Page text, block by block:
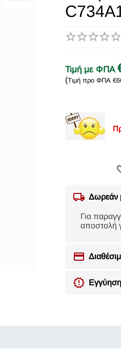
Τιμή με ΦΠΑ
(Τιμή προ ΦΠΑ €
Δωρεάν
Για
αποστολή